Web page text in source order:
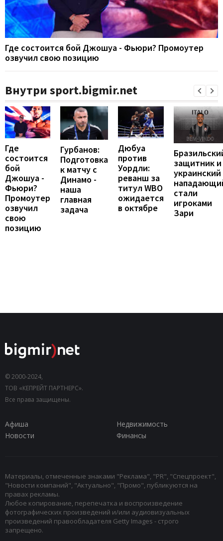
Где состоится бой Джошуа - Фьюри? Промоутер
озвучил свою позицию
Внутри sport.bigmir.net
Где
состоится
бой
Джошуа -
Фьюри?
Промоутер
озвучил
свою
позицию
Гурбанов:
Подготовка
к матчу с
Динамо -
наша
главная
задача
Дюбуа
против
Уордли:
реванш за
титул WBO
ожидается
в октябре
защитник и
украинский
стали
игроками
Зари
© 2000-2024,
ТОВ «КЕПРЕЙТ ПАРТНЕРС».
Все права защищены.
Афиша
Недвижимость
Новости
Финансы
Материалы, отмеченные знаками "Реклама", "PR", "Спецпроект",
"Новости компаний", "Актуально", "Промо", публикуются на
правах рекламы.
Любое копирование, перепечатка и воспроизведение
фотографических произведений и/или аудиовизуальных
произведений правообладателя Getty Images - строго
запрещено.